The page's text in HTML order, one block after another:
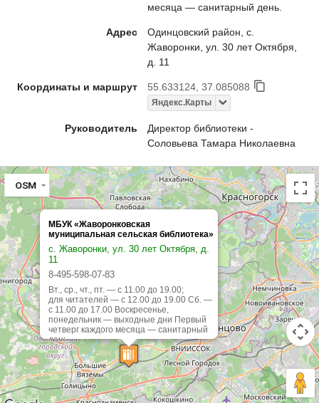
месяца — санитарный день.
Адрес
Одинцовский район, с.
Жаворонки, ул. 30 лет Октября,
д. 11
Координаты и маршрут 55.633124, 37.085088
Яндекс.Карты
Руководитель
Директор библиотеки -
Соловьева Тамара Николаевна
МБУК «Жаворонковская
муниципальная сельская библиотека»
с. Жаворонки, ул. 30 лет Октября, д.
11
8-495-598-07-83
Вт., ср., чт., пт. — с 11.00 до 19.00;
для читателей — с 12.00 до 19.00 Сб. —
с 11.00 до 17.00 Воскресенье,
понедельник — выходные дни Первый
четверг каждого месяца — санитарный
день.
OSM